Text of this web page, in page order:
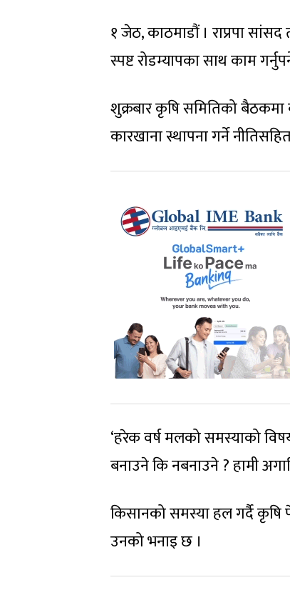
१ जेठ, काठमाडौं । राप्रपा
स्पष्ट रोडम्यापका साथ काम
शुक्रबार कृषि समितिको
कारखाना स्थापना गर्ने
‘हरेक वर्ष मलको समस्याको
बनाउने कि नबनाउने ? हामी
किसानको समस्या हल गर्दै कृषि
उनको भनाइ छ ।